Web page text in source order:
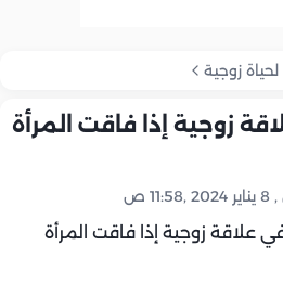
لحياة زوجية
زوجية إذا فاقت المرأة
ص